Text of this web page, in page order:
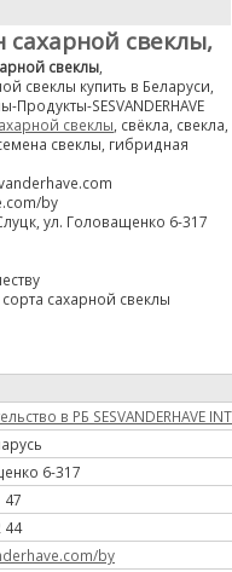
свеклы,
свеклы
свеклы купить в Беларуси,
SESVANDERHAVE
свеклы , свёкла, свекла,
свеклы, гибридная
by
ул. Головащенко 6-317
сахарной свеклы
в РБ SESVANDERHAVE
6-317
47
44
by